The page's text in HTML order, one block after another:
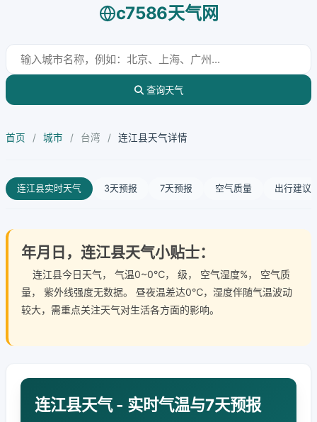
c7586天气网
查询天气
首页 / 城市 / 台湾 / 连江县天气详情
连江县实时天气 3天预报 7天预报 空气质量 出行建议
年月日，连江县天气小贴士：
连江县今日天气， 气温0~0℃， 级， 空气湿度%， 空气质
量， 紫外线强度无数据。 昼夜温差达0℃，湿度伴随气温波动
较大，需重点关注天气对生活各方面的影响。
连江县天气 - 实时气温与7天预报